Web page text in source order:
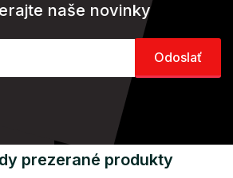
naše novinky
prezerané produkty